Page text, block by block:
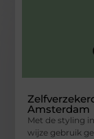
Amsterdam
Met de styling
wijze gebruik